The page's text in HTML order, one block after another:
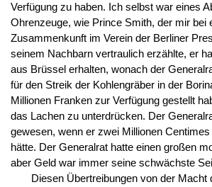
Verfügung zu haben. Ich selbst war eines
Ohrenzeuge, wie Prince Smith, der mir bei
Zusammenkunft im Verein der Berliner
seinem Nachbarn vertraulich erzählte, er
aus Brüssel erhalten, wonach der
für den Streik der Kohlengräber in der
Millionen Franken zur Verfügung gestellt
das Lachen zu unterdrücken. Der
gewesen, wenn er zwei Millionen
hätte. Der Generalrat hatte einen großen
aber Geld war immer seine schwächste
Diesen Übertreibungen von der Macht